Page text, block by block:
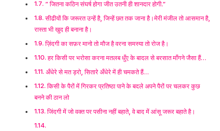
” जितना कठिन संघर्ष होगा जीत उतनी ही शानदार होगी.”
सीढीयों कि जरूरत उन्हें है, जिन्हें छत तक जाना है।मेरी मंजील तो आसमान है,
रास्ता भी खुद ही बनाना है।
ज़िंदगी का सफ़र मानो तो मौज है वरना समस्या तो रोज है।
हर किसी पर भरोसा करना मतलब धुँए के बादल से बरसात माँगने जैसा हैं…
अँधेरे से मत ड़रो, सितारे अँधेरे में ही चमकते हैं…
किसी के पैरों में गिरकर प्रतिष्ठा पाने के बदले अपने पैरों पर चलकर कुछ
बनने की ठान लो
जिंदगी में जो वक्त पर पसीना नहीं बहाते, वे बाद में आंसू जरूर बहाते है।